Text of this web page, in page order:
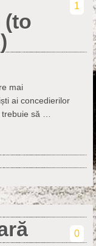
(to
1
mai
ai concedierilor
trebuie să …
0